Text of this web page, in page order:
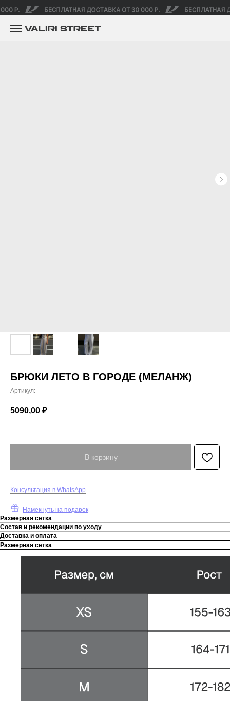
БРЮКИ ЛЕТО В ГОРОДЕ (МЕЛАНЖ)
Артикул:
5090,00 ₽
В корзину
Консультация в WhatsApp
Намекнуть на подарок
Размерная сетка
Состав и рекомендации по уходу
Доставка и оплата
Размерная сетка